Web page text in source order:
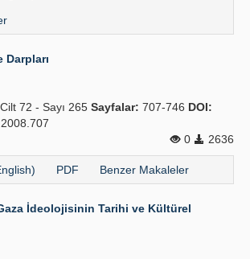
Darpları
72 - Sayı 265 Sayfalar: 707-746 DOI:
0
2636
PDF Benzer Makaleler
İdeolojisinin Tarihi ve Kültürel